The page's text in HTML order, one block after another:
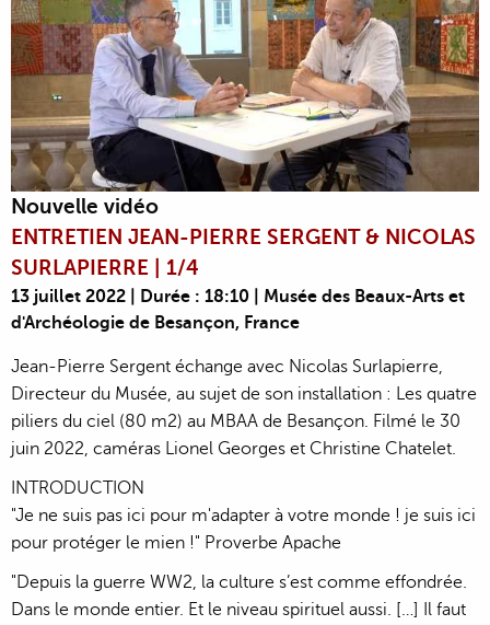
Nouvelle vidéo
ENTRETIEN JEAN-PIERRE SERGENT & NICOLAS
SURLAPIERRE | 1/4
13 juillet 2022 | Durée : 18:10 | Musée des Beaux-Arts et
d'Archéologie de Besançon, France
Jean-Pierre Sergent échange avec Nicolas Surlapierre,
Directeur du Musée, au sujet de son installation : Les quatre
piliers du ciel (80 m2) au MBAA de Besançon. Filmé le 30
juin 2022, caméras Lionel Georges et Christine Chatelet.
INTRODUCTION
"Je ne suis pas ici pour m'adapter à votre monde ! je suis ici
pour protéger le mien !" Proverbe Apache
"Depuis la guerre WW2, la culture s’est comme effondrée.
Dans le monde entier. Et le niveau spirituel aussi. […] Il faut